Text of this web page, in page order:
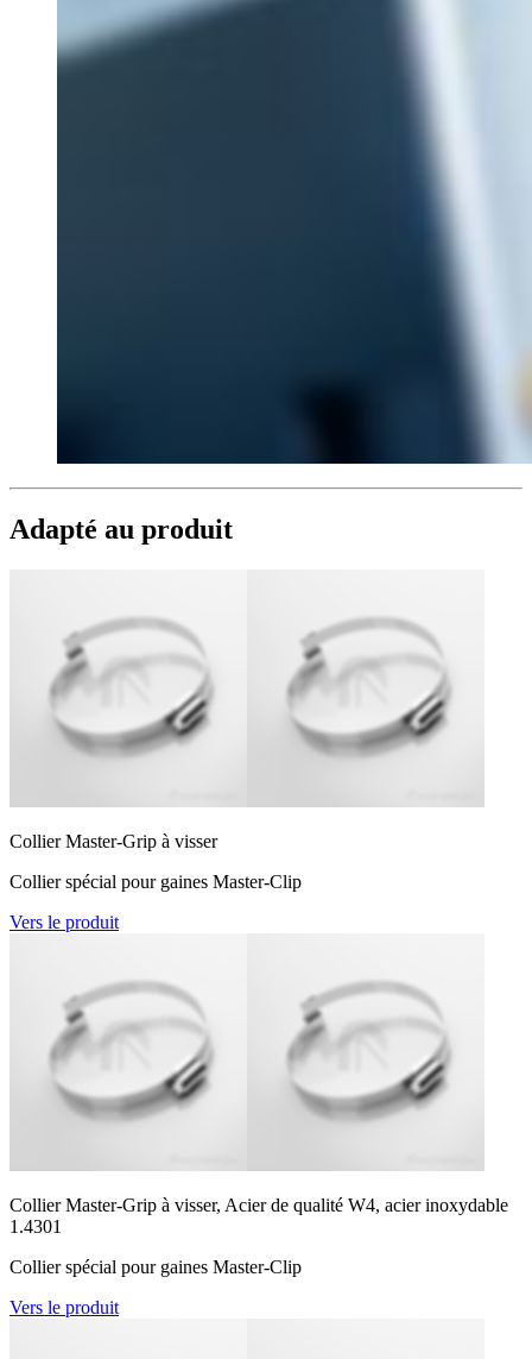
Adapté au produit
Collier Master-Grip à visser
Collier spécial pour gaines Master-Clip
Vers le produit
Collier Master-Grip à visser, Acier de qualité W4, acier inoxydable
1.4301
Collier spécial pour gaines Master-Clip
Vers le produit